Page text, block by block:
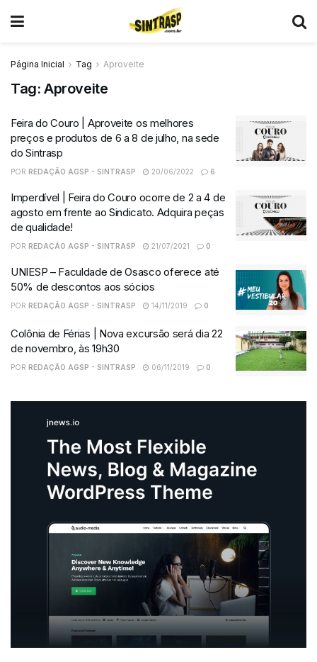
Página Inicial Tag Aproveite
Tag: Aproveite
Feira do Couro | Aproveite os melhores
preços e produtos de 6 a 8 de julho, na sede
do Sintrasp
POR REDAÇÃO AGSP - SINTRASP 20/06/2022 6
Imperdível | Feira do Couro ocorre de 2 a 4 de
agosto em frente ao Sindicato. Adquira peças
de qualidade!
POR REDAÇÃO AGSP - SINTRASP 21/07/2021 0
UNIESP – Faculdade de Osasco oferece até
50% de descontos aos sócios
POR REDAÇÃO AGSP - SINTRASP 14/11/2019 0
Colônia de Férias | Nova excursão será dia 22
de novembro, às 19h30
POR REDAÇÃO AGSP - SINTRASP 06/11/2019 0